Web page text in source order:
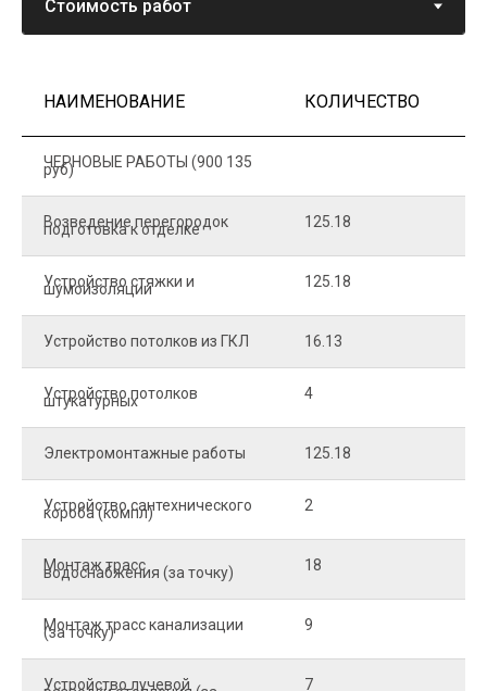
НАИМЕНОВАНИЕ КОЛИЧЕСТВО
ЧЕРНОВЫЕ РАБОТЫ (900 135
руб)
Возведение перегородок
подготовка к отделке 125.18
Устройство стяжки и
шумоизоляции 125.18
Устройство потолков из ГКЛ 16.13
Устройство потолков
штукатурных 4
Электромонтажные работы 125.18
Устройство сантехнического
короба (компл) 2
Монтаж трасс
водоснабжения (за точку) 18
Монтаж трасс канализации
(за точку) 9
Устройство лучевой 7